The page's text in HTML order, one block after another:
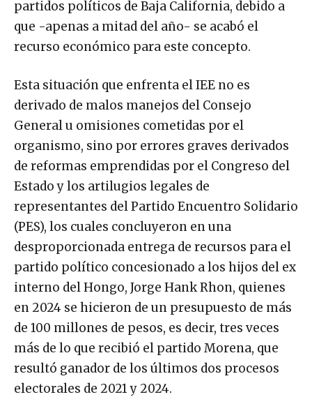
partidos políticos de Baja California, debido a
que -apenas a mitad del año- se acabó el
recurso económico para este concepto.
Esta situación que enfrenta el IEE no es
derivado de malos manejos del Consejo
General u omisiones cometidas por el
organismo, sino por errores graves derivados
de reformas emprendidas por el Congreso del
Estado y los artilugios legales de
representantes del Partido Encuentro Solidario
(PES), los cuales concluyeron en una
desproporcionada entrega de recursos para el
partido político concesionado a los hijos del ex
interno del Hongo, Jorge Hank Rhon, quienes
en 2024 se hicieron de un presupuesto de más
de 100 millones de pesos, es decir, tres veces
más de lo que recibió el partido Morena, que
resultó ganador de los últimos dos procesos
electorales de 2021 y 2024.